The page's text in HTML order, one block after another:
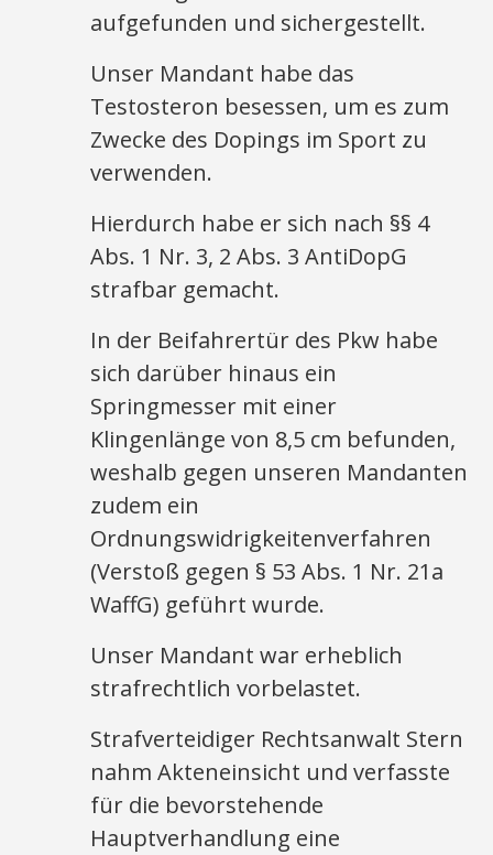
aufgefunden und sichergestellt.
Unser Mandant habe das
Testosteron besessen, um es zum
Zwecke des Dopings im Sport zu
verwenden.
Hierdurch habe er sich nach §§ 4
Abs. 1 Nr. 3, 2 Abs. 3 AntiDopG
strafbar gemacht.
In der Beifahrertür des Pkw habe
sich darüber hinaus ein
Springmesser mit einer
Klingenlänge von 8,5 cm befunden,
weshalb gegen unseren Mandanten
zudem ein
Ordnungswidrigkeitenverfahren
(Verstoß gegen § 53 Abs. 1 Nr. 21a
WaffG) geführt wurde.
Unser Mandant war erheblich
strafrechtlich vorbelastet.
Strafverteidiger Rechtsanwalt Stern
nahm Akteneinsicht und verfasste
für die bevorstehende
Hauptverhandlung eine